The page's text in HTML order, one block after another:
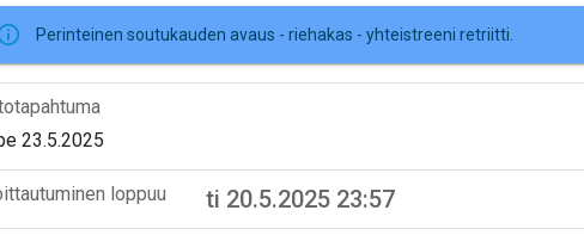
Perinteinen soutukauden avaus - riehakas - yhteistreeni retriitti.
23.5.2025
loppuu ti 20.5.2025 23:57